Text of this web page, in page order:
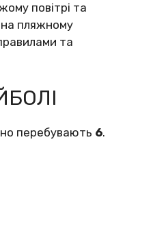
повітрі та
пляжному
та
перебувають 6.